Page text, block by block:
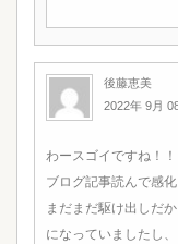
後藤恵美
2022年 9月
わースゴイですね！！
ブログ記事読んで感化
まだまだ駆け出しだ
になっていましたし、